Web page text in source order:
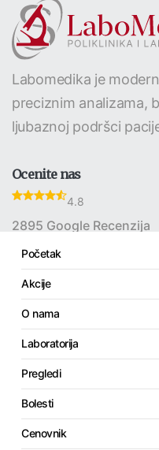
Početak
Akcije
O nama
Laboratorija
Pregledi
Bolesti
Cenovnik
Labomedika je
preciznim analizama,
ljubaznoj podršci
Ocenite nas
4.8
2895 Google Recenzija
Linkovi
Početak
Akcije
O nama
Laboratorija
Pregledi